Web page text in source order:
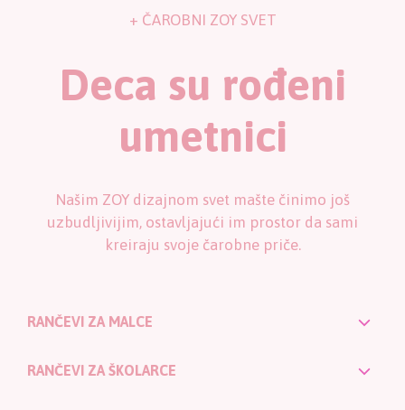
+ ČAROBNI ZOY SVET
Deca su rođeni
umetnici
Našim ZOY dizajnom svet mašte činimo još
uzbudljivijim, ostavljajući im prostor da sami
kreiraju svoje čarobne priče.
RANČEVI ZA MALCE
RANČEVI ZA ŠKOLARCE